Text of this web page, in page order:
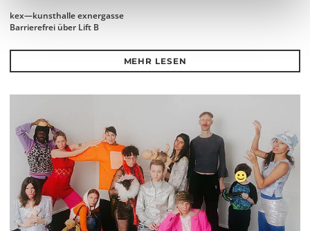
kex—kunsthalle exnergasse
Barrierefrei über Lift B
MEHR LESEN